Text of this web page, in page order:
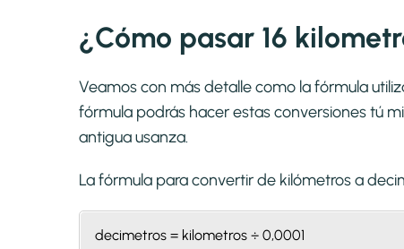
¿Cómo pasar 16
Veamos con más detalle como la fórmula
fórmula podrás hacer estas conversiones tú
antigua usanza.
La fórmula para convertir de kilómetros a
decimetros = kilometros ÷ 0,0001